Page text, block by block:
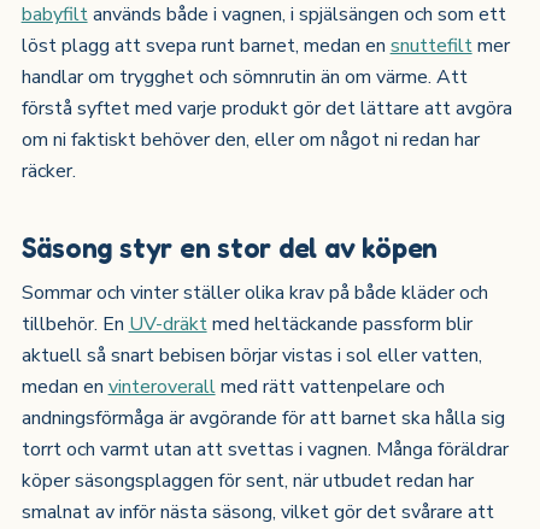
babyfiltanvänds både i vagnen, i spjälsängen och som ett
löst plagg att svepa runt barnet, medan en snuttefiltmer
handlar om trygghet och sömnrutin än om värme. Att
förstå syftet med varje produkt gör det lättare att avgöra
om ni faktiskt behöver den, eller om något ni redan har
räcker.
Säsong styr en stor del av köpen
Sommar och vinter ställer olika krav på både kläder och
tillbehör. En UV-dräktmed heltäckande passform blir
aktuell så snart bebisen börjar vistas i sol eller vatten,
medan en vinteroverallmed rätt vattenpelare och
andningsförmåga är avgörande för att barnet ska hålla sig
torrt och varmt utan att svettas i vagnen. Många föräldrar
köper säsongsplaggen för sent, när utbudet redan har
smalnat av inför nästa säsong, vilket gör det svårare att